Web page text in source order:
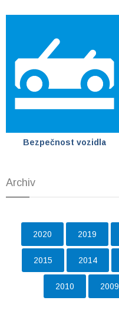
Bezpečnost vozidla
Archiv
2020 2019
2015 2014
2010 2009